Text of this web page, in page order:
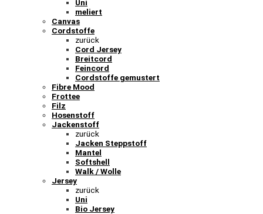
Uni
meliert
Canvas
Cordstoffe
zurück
Cord Jersey
Breitcord
Feincord
Cordstoffe gemustert
Fibre Mood
Frottee
Filz
Hosenstoff
Jackenstoff
zurück
Jacken Steppstoff
Mantel
Softshell
Walk / Wolle
Jersey
zurück
Uni
Bio Jersey